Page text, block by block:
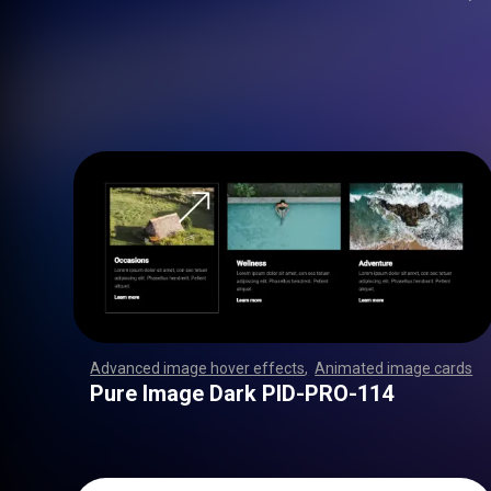
Advanced image hover effects ,Animated image cards
,,,,,,,,,,,,,,,,,,,,,,,,,,,,,,,,,, ,,,,,,,,,,,,,,,,,,,,,,,,,
,,,,,,,,,,,,,,,,,,,,,,,,,,,,,,,,,, ,,,,,,,,,,,,,,,,,,,,,,,,,
,,,,,,,,,,,,,,,,,,,,,,,,,,,,,,,,,, ,,,,,,,,,,,,,,,,,,,,,,,,,
,,,,,,,
Pure Image Dark PID-PRO-114